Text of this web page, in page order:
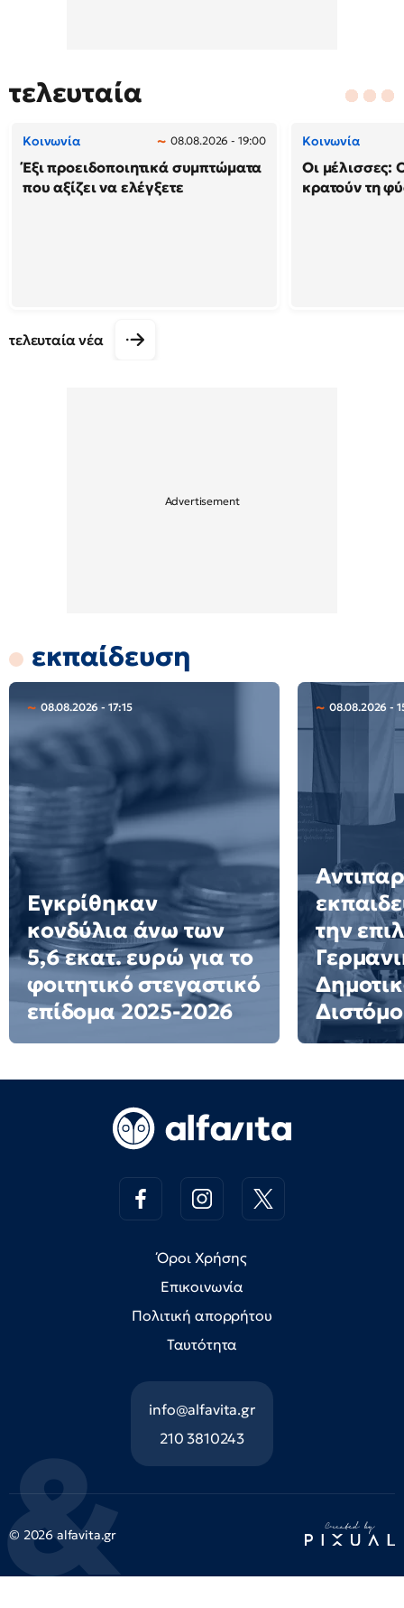
τελευταία
Κοινωνία 08.08.2026 - 19:00
Έξι προειδοποιητικά συμπτώματα
που αξίζει να ελέγξετε
Κοινωνία
Οι μέλισσες:
κρατούν τη
τελευταία νέα
εκπαίδευση
08.08.2026 - 17:15
Εγκρίθηκαν
κονδύλια άνω των
5,6 εκατ. ευρώ για το
φοιτητικό στεγαστικό
επίδομα 2025-2026
08.08.2026 -
την
Όροι Χρήσης
Επικοινωνία
Πολιτική απορρήτου
Ταυτότητα
info@alfavita.gr
210 3810243
© 2026 alfavita.gr